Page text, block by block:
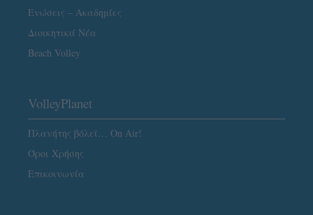
Ενώσεις – Ακαδημίες
Διοικητικά Νέα
Beach Volley
VolleyPlanet
Πλανήτης βόλεϊ… On Air!
Όροι Χρήσης
Επικοινωνία